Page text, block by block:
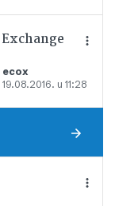
ecox
19.08.2016. u 11:28